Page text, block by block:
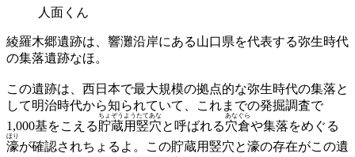
人面くん
綾羅木郷遺跡は、響灘沿岸にある山口県を代表する弥生時代
の集落遺跡なほ。
この遺跡は、西日本で最大規模の拠点的な弥生時代の集落と
して明治時代から知られていて、これまでの発掘調査で
1,000基をこえる貯蔵用竪穴
ちょぞうようたてあな
と呼ばれる穴倉
あなぐら
や集落をめぐる
濠
ほり
が確認されちょるよ。この貯蔵用竪穴と濠の存在がこの遺